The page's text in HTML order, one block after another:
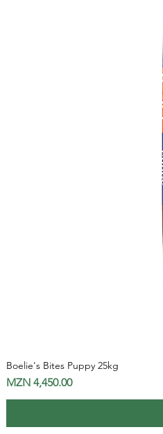
Boelie's Bites Puppy 25kg
Price
MZN 4,450.00